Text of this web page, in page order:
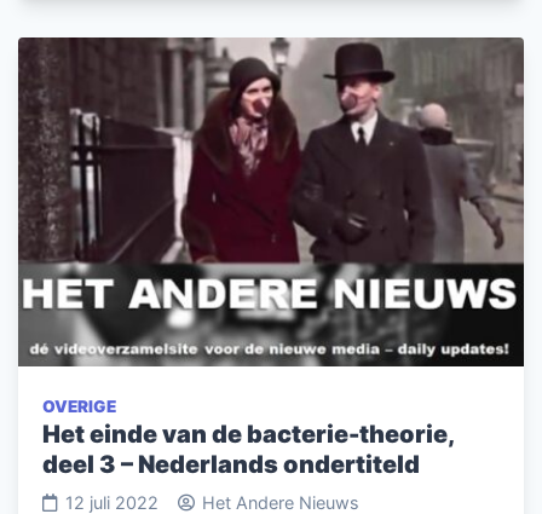
OVERIGE
Het einde van de bacterie-theorie,
deel 3 – Nederlands ondertiteld
12 juli 2022 Het Andere Nieuws